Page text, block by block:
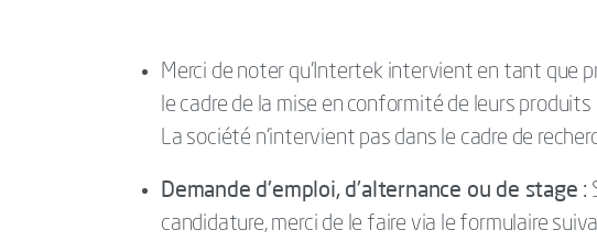
Merci de noter qu’Intertek intervient en tant que
le cadre de la mise en conformité de leurs
La société n’intervient pas dans le cadre de
Demande d'emploi, d'alternance ou de stage :
candidature, merci de le faire via le formulaire